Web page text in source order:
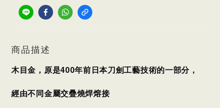
商品描述
木目金，原是400年前日本刀劍工藝技術的一部分，
經由不同金屬交疊燒焊熔接